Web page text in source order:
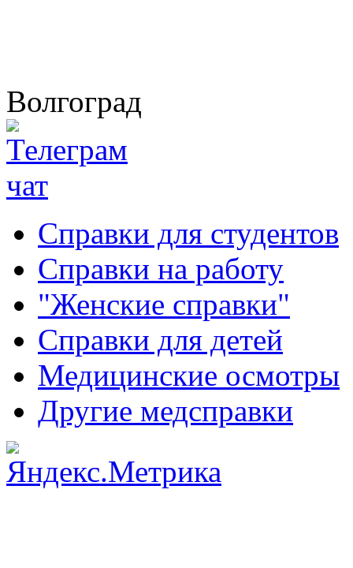
Волгоград
Справки для студентов
Справки на работу
"Женские справки"
Справки для детей
Медицинские осмотры
Другие медсправки